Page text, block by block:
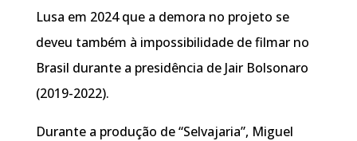
Lusa em 2024 que a demora no projeto se
deveu também à impossibilidade de filmar no
Brasil durante a presidência de Jair Bolsonaro
(2019-2022).
Durante a produção de “Selvajaria”, Miguel